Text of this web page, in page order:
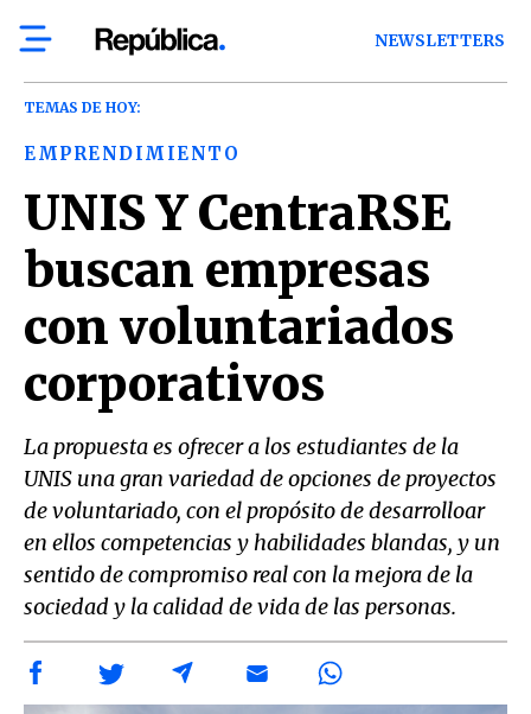
NEWSLETTERS
TEMAS DE HOY:
EMPRENDIMIENTO
UNIS Y CentraRSE
buscan empresas
con voluntariados
corporativos
La propuesta es ofrecer a los estudiantes de la
UNIS una gran variedad de opciones de proyectos
de voluntariado, con el propósito de desarrolloar
en ellos competencias y habilidades blandas, y un
sentido de compromiso real con la mejora de la
sociedad y la calidad de vida de las personas.